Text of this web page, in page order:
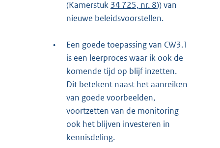
(Kamerstuk 34 725, nr. 8)) van
nieuwe beleidsvoorstellen.
•
Een goede toepassing van CW3.1
is een leerproces waar ik ook de
komende tijd op blijf inzetten.
Dit betekent naast het aanreiken
van goede voorbeelden,
voortzetten van de monitoring
ook het blijven investeren in
kennisdeling.